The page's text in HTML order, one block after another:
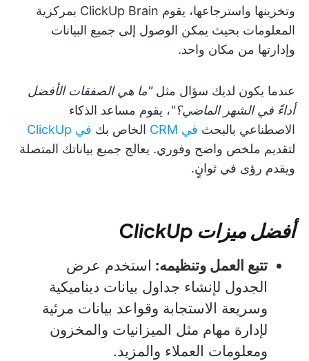
وتخزينها واسترجاعها، يقوم ClickUp Brain بمركزية
المعلومات بحيث يمكن الوصول إلى جميع البيانات
وإدارتها من مكان واحد.
عندما يكون لديك سؤال مثل"ما هي الصفقات الأفضل
أداءً في الشهر الماضي؟"، يقوم مساعد الذكاء
الاصطناعي بالبحث في CRM الخاص بك في ClickUp
لتقديم ملخص واضح وفوري. يعالج جميع بياناتك المتصلة
ويقدم رؤى في ثوانٍ.
أفضل ميزات ClickUp
تتبع العمل وتنظيمه: استخدم عرض
الجدول لإنشاء جداول بيانات ديناميكية
وسريعة الاستجابة وقواعد بيانات مرئية
لإدارة مهام مثل الميزانيات والمخزون
ومعلومات العملاء والمزيد.